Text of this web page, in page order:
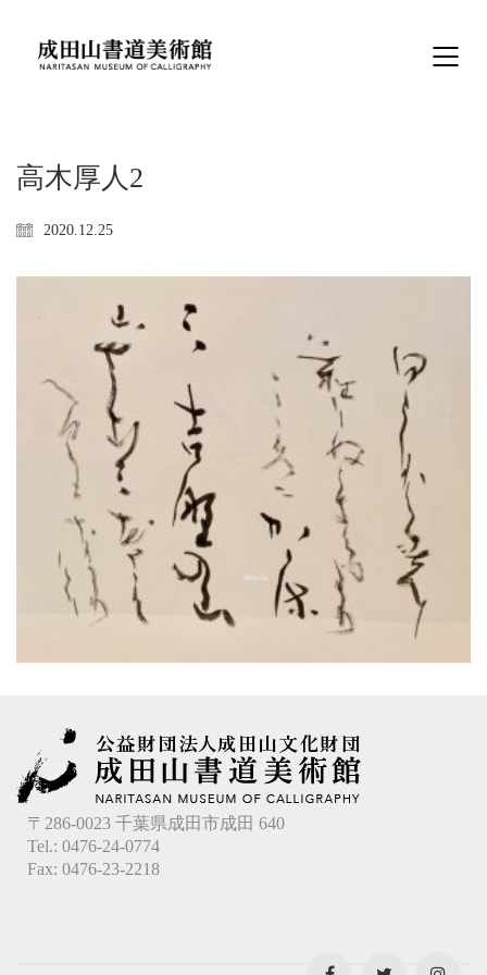
高木厚人2
2020.12.25
〒286-0023 千葉県成田市成田 640
Tel.: 0476-24-0774
Fax: 0476-23-2218